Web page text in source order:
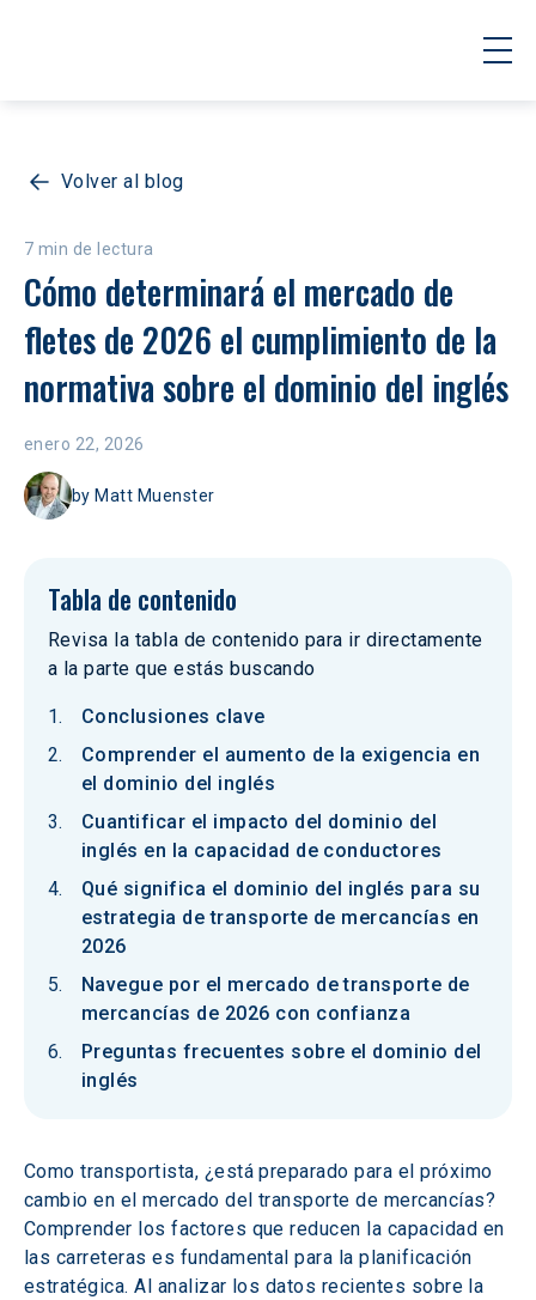
Volver al blog
7 min de lectura
Cómo determinará el mercado de
fletes de 2026 el cumplimiento de la
normativa sobre el dominio del inglés
enero 22, 2026
by Matt Muenster
Tabla de contenido
Revisa la tabla de contenido para ir directamente
a la parte que estás buscando
Conclusiones clave
Comprender el aumento de la exigencia en
el dominio del inglés
Cuantificar el impacto del dominio del
inglés en la capacidad de conductores
Qué significa el dominio del inglés para su
estrategia de transporte de mercancías en
2026
Navegue por el mercado de transporte de
mercancías de 2026 con confianza
Preguntas frecuentes sobre el dominio del
inglés
Como transportista, ¿está preparado para el próximo
cambio en el mercado del transporte de mercancías?
Comprender los factores que reducen la capacidad en
las carreteras es fundamental para la planificación
estratégica. Al analizar los datos recientes sobre la